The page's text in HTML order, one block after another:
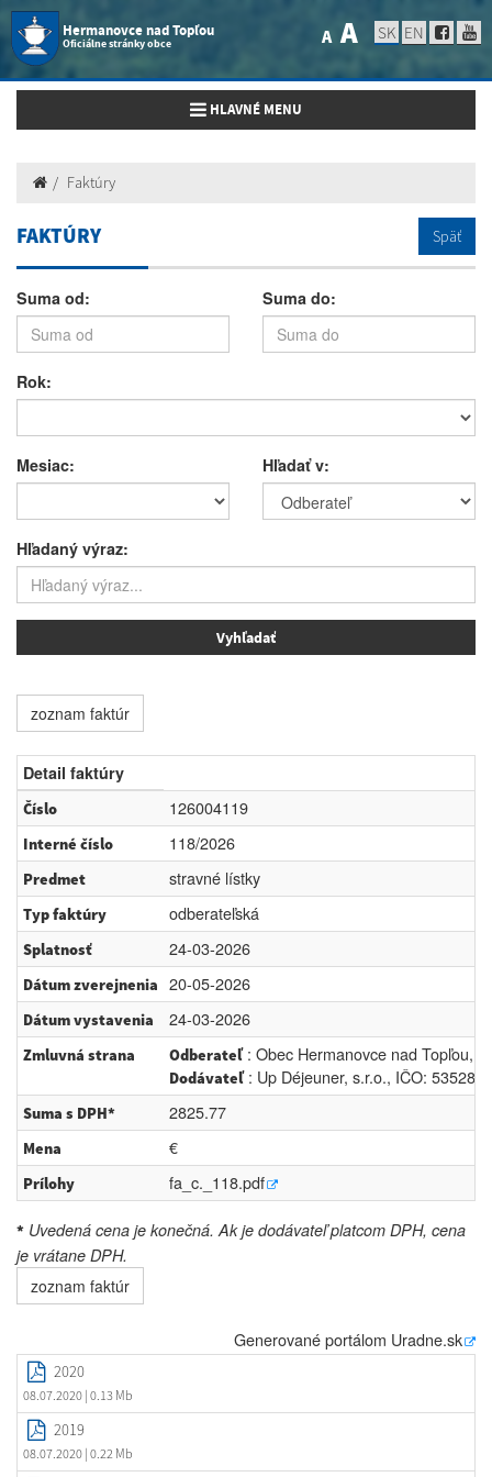
Hermanovce nad Topľou
Oficiálne stránky obce A A SK EN
Toggle navigation
HLAVNÉ MENU
Faktúry
FAKTÚRY Späť
Suma od: Suma do:
Rok:
Mesiac: Hľadať v:
Hľadaný výraz:
zoznam faktúr
Detail faktúry
Číslo 126004119
Interné číslo 118/2026
Predmet stravné lístky
Typ faktúry odberateľská
Splatnosť 24-03-2026
Dátum zverejnenia 20-05-2026
Dátum vystavenia 24-03-2026
Zmluvná strana Odberateľ: Obec Hermanovce nad Topľou,
Dodávateľ: Up Déjeuner, s.r.o., IČO:
Suma s DPH* 2825.77
Mena €
Prílohy fa_c._118.pdf
* Uvedená cena je konečná. Ak je dodávateľ platcom DPH, cena
je vrátane DPH.
zoznam faktúr
Generované portálom Uradne.sk
2020
08.07.2020 | 0.13 Mb
2019
08.07.2020 | 0.22 Mb